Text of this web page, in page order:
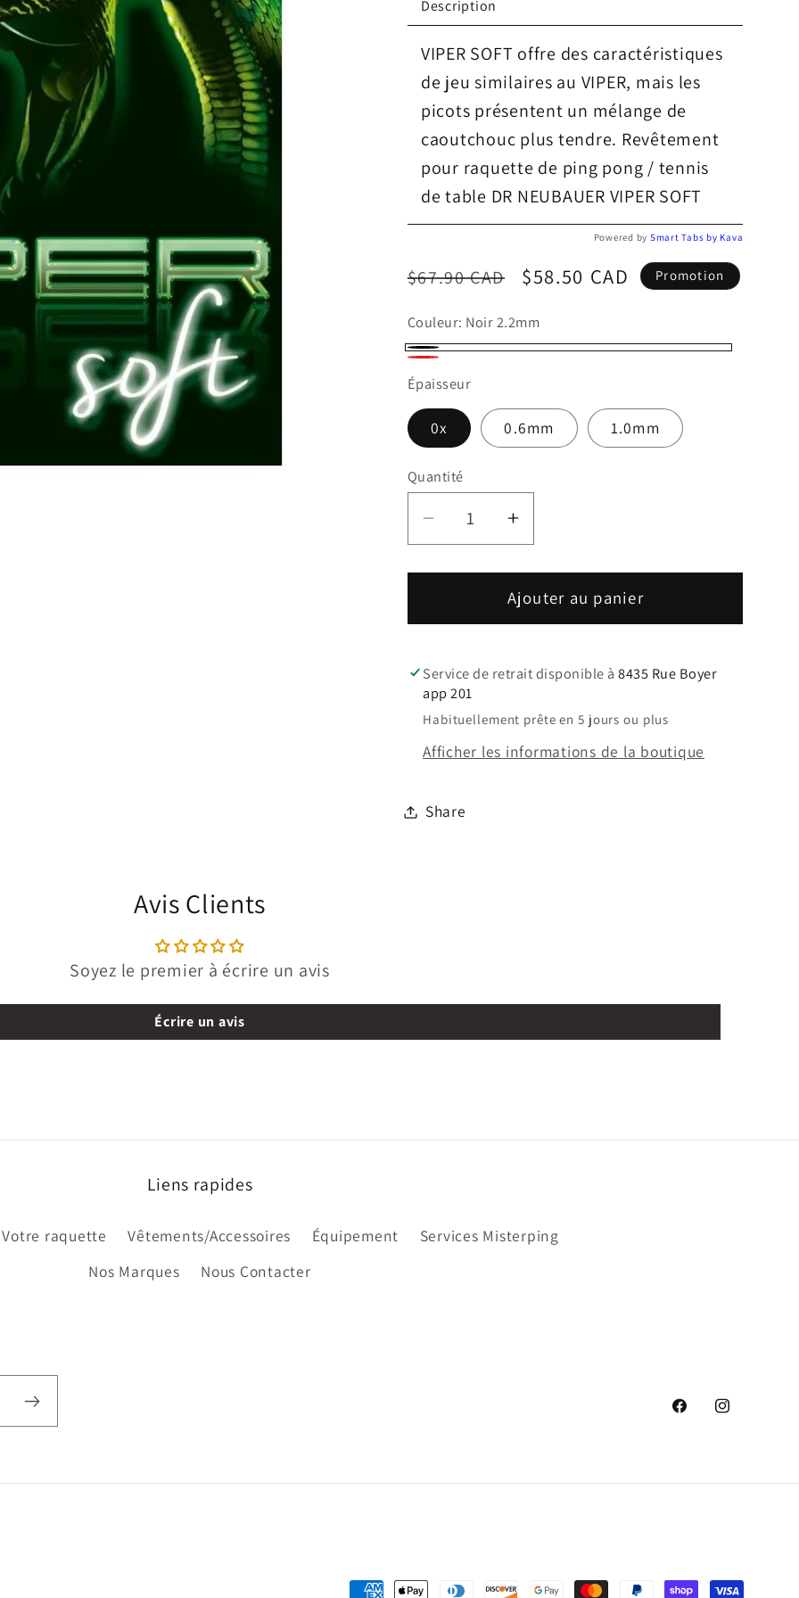
Description
VIPER SOFT offre des caractéristiques
de jeu similaires au VIPER, mais les
picots présentent un mélange de
caoutchouc plus tendre. Revêtement
pour raquette de ping pong / tennis
de table DR NEUBAUER VIPER SOFT
Powered by Smart Tabs by Kava
Prix
$67.90 CAD
Prix
$58.50 CAD Promotion
Couleur: Noir 2.2mm
Noir
2.2mm
Rouge
Épaisseur
0x 0.6mm 1.0mm
Quantité
Réduire
la
quantité
Revêtement
NEUBAUER
VIPER
SOFT
Augmenter
la
quantité
de
Revêtement
NEUBAUER
SOFT
Ajouter au panier
Service de retrait disponible à8435 Rue Boyer
app 201
Habituellement prête en 5 jours ou plus
Afficher les informations de la boutique
Share
Avis Clients
Soyez le premier à écrire un avis
Écrire un avis
Liens rapides
Votre raquette Vêtements/Accessoires Équipement
Services Misterping
Nos Marques
Nous Contacter
FacebookInstagram